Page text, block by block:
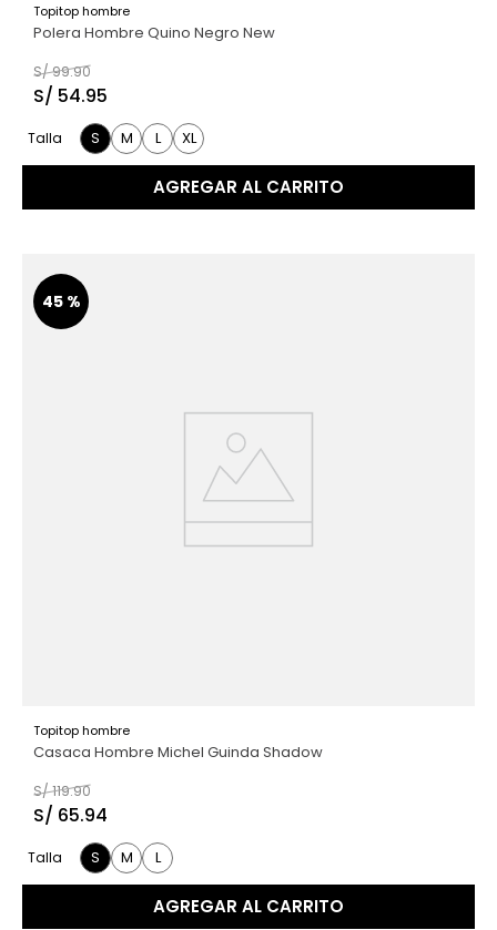
Topitop hombre
Polera Hombre Quino Negro New
S/99.90
S/ 54.95
Talla S M L XL
AGREGAR AL CARRITO
45 %
Topitop hombre
Casaca Hombre Michel Guinda Shadow
S/119.90
S/ 65.94
Talla S M L
AGREGAR AL CARRITO